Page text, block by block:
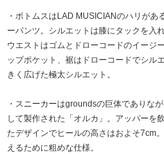
・ボトムスはLAD MUSICIANのハリが
ーパンツ。シルエットは膝にタックを入
ウエストはゴムとドローコードのイージ
ップポケット、裾はドローコードでシル
きく広げた極太シルエット。
・スニーカーはgroundsの巨体でありな
して製作された「オルカ」。アッパーを
たデザインでヒールの高さはおよそ7cm
えるために粗めな仕様。